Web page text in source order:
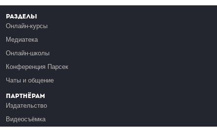
Разделы
Онлайн-курсы
Медиатека
Онлайн-школы
Конференция Парсек
Чаты и общение
Партнёрам
Издательство
Видеосъёмка